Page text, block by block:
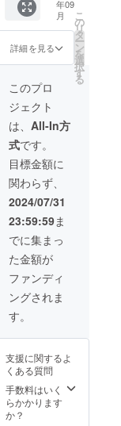
り出荷
時期が
場合が
ありま
保証期
間は24
か月間
となっ
ます。
各部名
称、使
用は変
更にな
います
了承く
ださ
ご注文
状況、
使用部
材の供
給状
造工程
上の都
り出荷
時期が
場合が
保証期
間は24
か月間
となっ
ており
ます。
等に関
する返
品・返
金はお
ねま
カラー
などの
色合い
が、
ディス
プレイ
の見え
方で
見える
場合が
ありま
す。 ※
各部名
称、使
用は変
がござ
います
が、ご
了承く
ださ
い。 ※
円 →
20,000
円 (税込
み・関
税込み)
ト内容
3in1充
電器 4
台 USB-
C to C
ケーブ
ル 4個
取扱説
明書(英
文) ※送
料込み
の価格
です。
※使用感
等に関
する返
品・返
金はお
ねま
カラー
などの
色合い
が、
年09
月
詳細を見る
こ
の
リ
タ
ー
ン
を
選
択
す
る
このプロ
ジェクト
は、 All-In方
式です。
目標金額に
関わらず、
2024/07/31
23:59:59ま
でに集まっ
た金額が
ファンディ
ングされま
す。
支援に関するよ
くある質問
手数料はいく
らかかります
か？